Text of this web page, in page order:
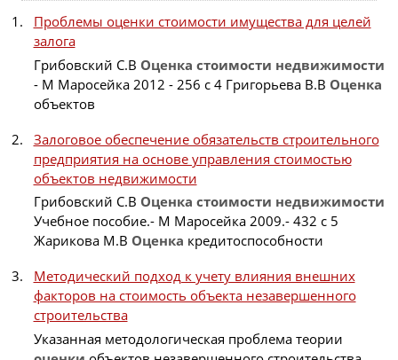
Проблемы оценки стоимости имущества для целей
залога
Грибовский С.В Оценка стоимости недвижимости
- М Маросейка 2012 - 256 с 4 Григорьева В.В Оценка
объектов
Залоговое обеспечение обязательств строительного
предприятия на основе управления стоимостью
объектов недвижимости
Грибовский С.В Оценка стоимости недвижимости
Учебное пособие.- М Маросейка 2009.- 432 с 5
Жарикова М.В Оценка кредитоспособности
Методический подход к учету влияния внешних
факторов на стоимость объекта незавершенного
строительства
Указанная методологическая проблема теории